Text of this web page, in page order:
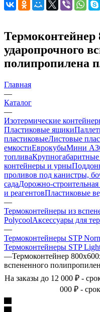
Термоконтейнер
ударопрочного
полипропилена
Главная
—
Каталог
—
Изотермические
Пластиковые ящики
пластиковыеЛистовые
емкостиЕврокубыМини
топлива
контейнеры и урны
проливов под канистры,
садаДорожно-
и реагентовПластиковые
—
Термоконтейнеры из
PolycoolАксессуары для
—
Термоконтейнеры STP
Термоконтейнеры STP
—Термоконтейнер
вспененного
На заказы до 12 000 ₽ -
000 ₽ -